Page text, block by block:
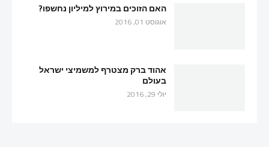
האם הזוכים במירוץ למיליון נחשפו?
אוגוסט 01, 2016
אהוד ברק מצטרף למשמיצי ישראל
בעולם
יולי 29, 2016